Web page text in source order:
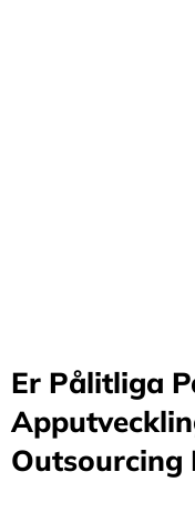
Er Pålitliga
Outsourcing